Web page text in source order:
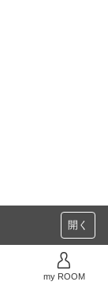
開く
my ROOM